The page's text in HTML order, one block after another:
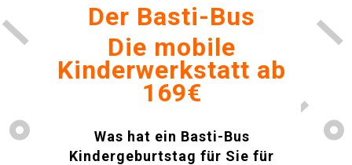
Der Basti-Bus
Die mobile
Kinderwerkstatt ab
169€
Was hat ein Basti-Bus
Kindergeburtstag für Sie für